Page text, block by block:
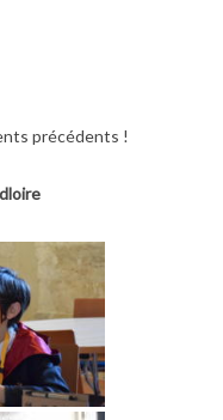
précédents !